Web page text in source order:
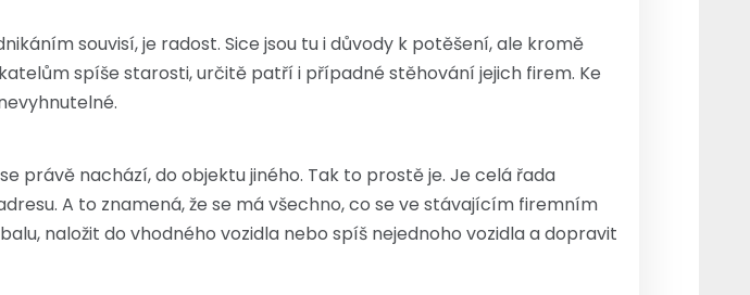
souvisí, je radost. Sice jsou tu i důvody k potěšení, ale kromě
spíše starosti, určitě patří i případné stěhování jejich firem. Ke
právě nachází, do objektu jiného. Tak to prostě je. Je celá řada
A to znamená, že se má všechno, co se ve stávajícím firemním
naložit do vhodného vozidla nebo spíš nejednoho vozidla a dopravit